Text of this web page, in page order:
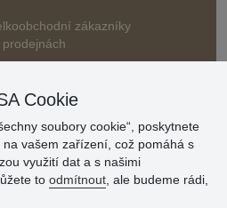
zákazníky
Cookie
soubory cookie“, poskytnete
vašem zařízení, což pomáhá s
využití dat a s našimi
to odmítnout , ale budeme rádi,